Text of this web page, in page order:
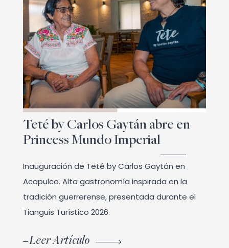
Teté by Carlos Gaytán abre en
Princess Mundo Imperial
Inauguración de Teté by Carlos Gaytán en
Acapulco. Alta gastronomía inspirada en la
tradición guerrerense, presentada durante el
Tianguis Turístico 2026.
Leer Artículo